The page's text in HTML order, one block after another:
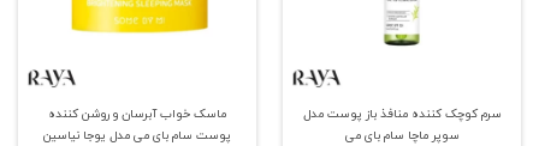
سرم کوچک کننده منافذ باز پوست مدل
سوپر ماچا سام بای می
ماسک خواب آبرسان و روشن کننده
پوست سام بای می مدل یوجا نیاسین